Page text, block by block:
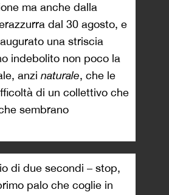
ma anche dalla
dal 30 agosto, e
una striscia
indebolito non poco la
anzi naturale, che le
di un collettivo che
sembrano
di due secondi – stop,
palo che coglie in